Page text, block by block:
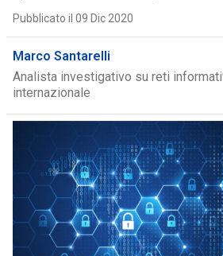
Pubblicato il 09 Dic 2020
Marco Santarelli
Analista investigativo su reti
internazionale